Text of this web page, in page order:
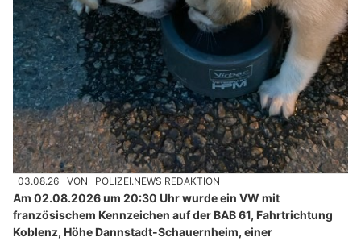
03.08.26 VON POLIZEI.NEWS REDAKTION
Am 02.08.2026 um 20:30 Uhr wurde ein VW mit
französischem Kennzeichen auf der BAB 61, Fahrtrichtung
Koblenz, Höhe Dannstadt-Schauernheim, einer